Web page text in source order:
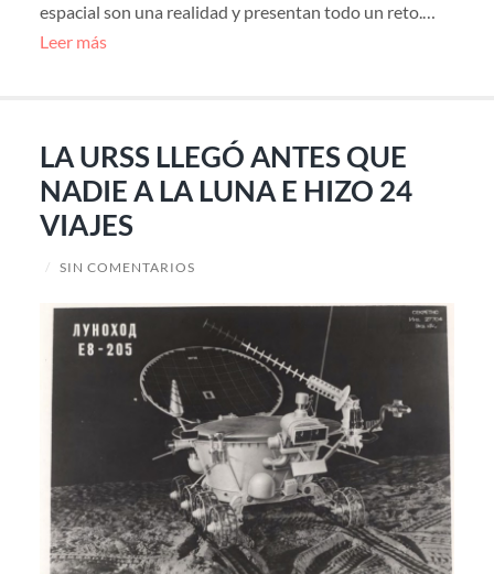
espacial son una realidad y presentan todo un reto.…
Leer más
LA URSS LLEGÓ ANTES QUE
NADIE A LA LUNA E HIZO 24
VIAJES
/ SIN COMENTARIOS